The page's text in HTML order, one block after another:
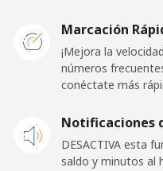
San Marino
Línea fija ⁦21.9¢⁩
Sao Tome And
Marcación
¡Mejora la
números
conéctate más
Notificaciones
DESACTIVA esta
saldo y minutos al